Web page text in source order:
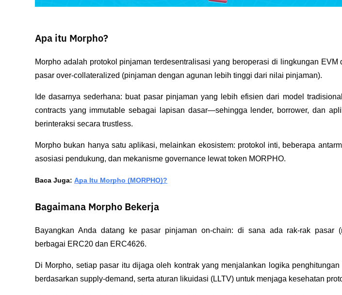
Apa itu Morpho?
Morpho adalah protokol pinjaman terdesentralisasi yang beroperasi di lingkungan EVM
pasar over-collateralized (pinjaman dengan agunan lebih tinggi dari nilai pinjaman).
Ide dasarnya sederhana: buat pasar pinjaman yang lebih efisien dari model
contracts yang immutable sebagai lapisan dasar—sehingga lender, borrower, dan
berinteraksi secara trustless.
Morpho bukan hanya satu aplikasi, melainkan ekosistem: protokol inti, beberapa
asosiasi pendukung, dan mekanisme governance lewat token MORPHO.
Baca Juga: Apa Itu Morpho (MORPHO)?
Bagaimana Morpho Bekerja
Bayangkan Anda datang ke pasar pinjaman on-chain: di sana ada rak-rak pasar
berbagai ERC20 dan ERC4626.
Di Morpho, setiap pasar itu dijaga oleh kontrak yang menjalankan logika
berdasarkan supply-demand, serta aturan likuidasi (LLTV) untuk menjaga kesehatan